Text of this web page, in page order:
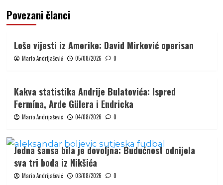
Povezani članci
Loše vijesti iz Amerike: David Mirković operisan
Mario Andrijašević 05/08/2026 0
Kakva statistika Andrije Bulatovića: Ispred
Fermína, Arde Gülera i Endricka
Mario Andrijašević 04/08/2026 0
Jedna šansa bila je dovoljna: Budućnost odnijela
sva tri boda iz Nikšića
Mario Andrijašević 03/08/2026 0